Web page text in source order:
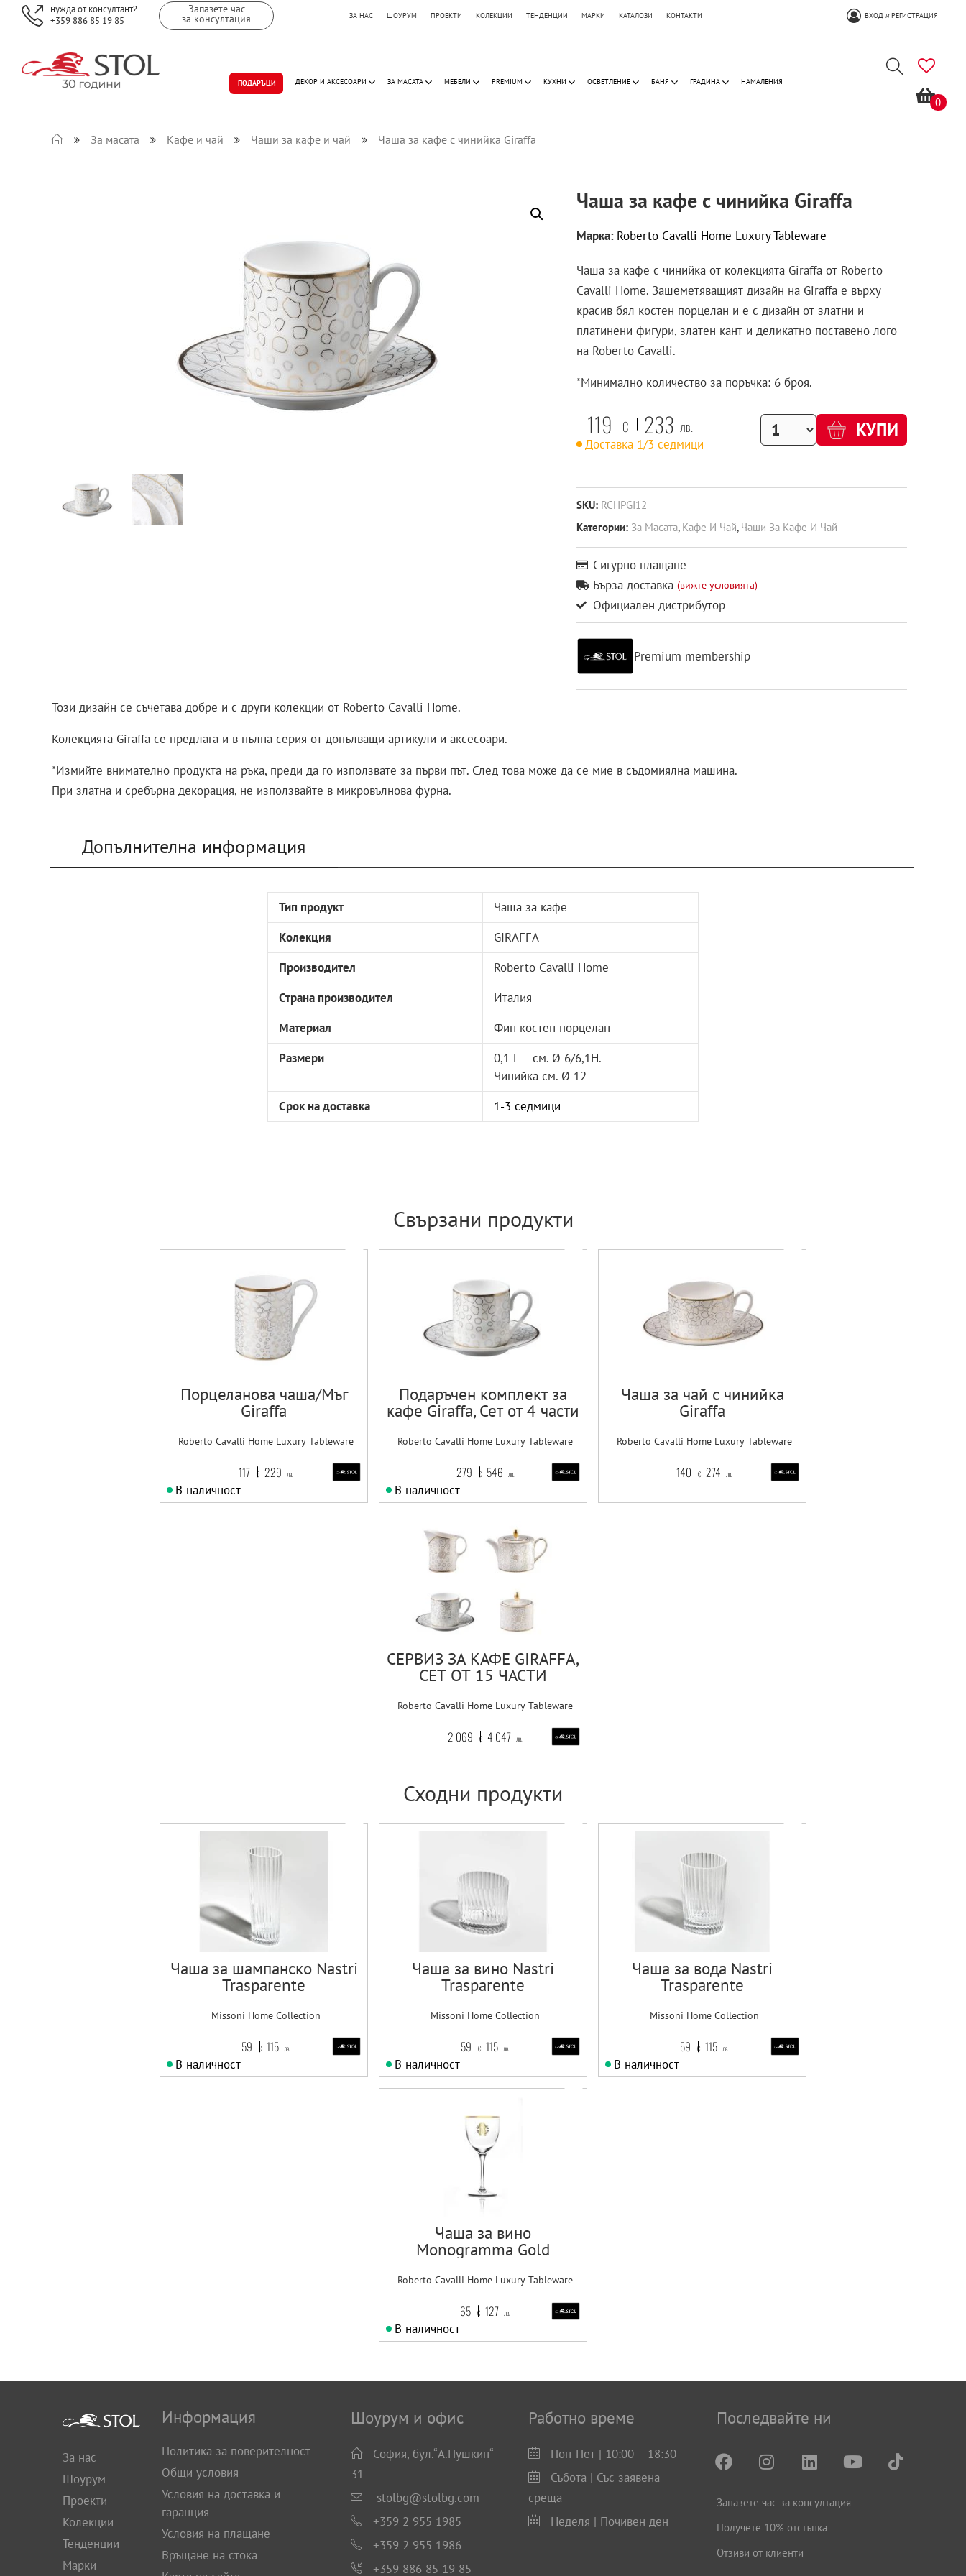
нужда от консултант?
+359 886 85 19 85
Запазете час
за консултация ЗА НАС ШОУРУМ ПРОЕКТИ КОЛЕКЦИИ ТЕНДЕНЦИИ МАРКИ КАТАЛОЗИ КОНТАКТИ ВХОДИРЕГИСТРАЦИЯ
ПОДАРЪЦИ ДЕКОР И АКСЕСОАРИ ЗА МАСАТА МЕБЕЛИ PREMIUM КУХНИ ОСВЕТЛЕНИЕ БАНЯ ГРАДИНА НАМАЛЕНИЯ
0
За масата Кафе и чай Чаши за кафе и чай Чаша за кафе с чинийка Giraffa
Чаша за кафе с чинийка Giraffa
Марка: Roberto Cavalli Home Luxury Tableware
Чаша за кафе с чинийка от колекцията Giraffa от Roberto
Cavalli Home. Зашеметяващият дизайн на Giraffa е върху
красив бял костен порцелан и е с дизайн от златни и
платинени фигури, златен кант и деликатно поставено лого
на Roberto Cavalli.
*Минимално количество за поръчка: 6 броя.
119 € 233 лв.
Доставка 1/3 седмици
КУПИ
SKU: RCHPGI12
Категории: За Масата, Кафе И Чай, Чаши За Кафе И Чай
Сигурно плащане
Бърза доставка (вижте условията)
Официален дистрибутор
Premium membership
Този дизайн се съчетава добре и с други колекции от Roberto Cavalli Home.
Колекцията Giraffa се предлага и в пълна серия от допълващи артикули и аксесоари.
*Измийте внимателно продукта на ръка, преди да го използвате за първи път. След това може да се мие в съдомиялна машина.
При златна и сребърна декорация, не използвайте в микровълнова фурна.
Допълнителна информация
Тип продукт
Чаша за кафе
Колекция
GIRAFFA
Производител
Roberto Cavalli Home
Страна производител
Италия
Материал
Фин костен порцелан
Размери
0,1 L – см. Ø 6/6,1Н.
Чинийка см. Ø 12
Срок на доставка
1-3 седмици
Свързани продукти
Порцеланова чаша/Мъг
Giraffa
Roberto Cavalli Home Luxury Tableware
117 € 229 лв.
В наличност
Подаръчен комплект за
кафе Giraffa, Сет от 4 части
Roberto Cavalli Home Luxury Tableware
279 € 546 лв.
В наличност
Чаша за чай с чинийка
Giraffa
Roberto Cavalli Home Luxury Tableware
140 € 274 лв.
СЕРВИЗ ЗА КАФЕ GIRAFFA,
СЕТ ОТ 15 ЧАСТИ
Roberto Cavalli Home Luxury Tableware
2 069 € 4 047 лв.
Сходни продукти
Чаша за шампанско Nastri
Trasparente
Missoni Home Collection
59 € 115 лв.
В наличност
Чаша за вино Nastri
Trasparente
Missoni Home Collection
59 € 115 лв.
В наличност
Чаша за вода Nastri
Trasparente
Missoni Home Collection
59 € 115 лв.
В наличност
Чаша за вино
Monogramma Gold
Roberto Cavalli Home Luxury Tableware
65 € 127 лв.
В наличност
За нас
Шоурум
Проекти
Колекции
Тенденции
Марки
Информация
Политика за поверителност
Общи условия
Условия на доставка и
гаранция
Условия на плащане
Връщане на стока
Шоурум и офис
София, бул.“А.Пушкин“
31
stolbg@stolbg.com
+359 2 955 1985
+359 2 955 1986
+359 886 85 19 85
Работно време
Пон-Пет | 10:00 – 18:30
Събота | Със заявена
среща
Неделя | Почивен ден
Последвайте ни
Запазете час за консултация
Получете 10% отстъпка
Отзиви от клиенти